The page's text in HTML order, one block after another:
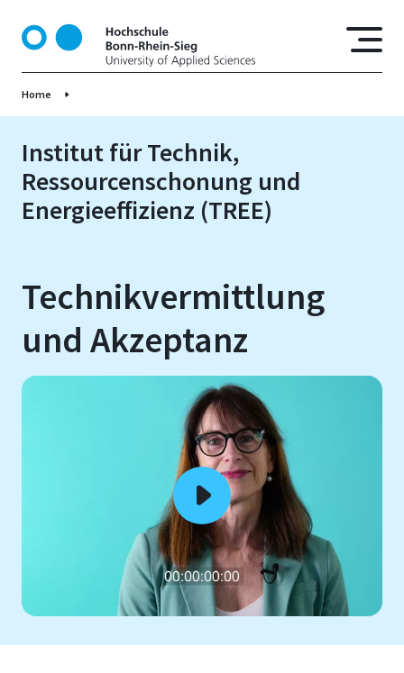
t
Home
Institut für Technik,
Ressourcenschonung und
Energieeffizienz (TREE)
Technikvermittlung
und Akzeptanz